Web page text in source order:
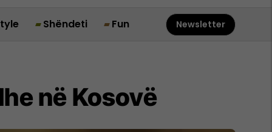
Shëndeti Fun Newsletter
në Kosovë